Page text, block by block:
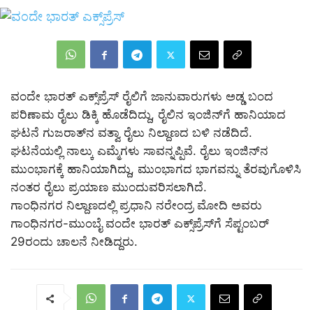
ವಂದೇ ಭಾರತ್‌ ಎಕ್ಸ್‌ಪ್ರೆಸ್‌ ರೈಲಿಗೆ ಜಾನುವಾರುಗಳು ಅಡ್ಡ ಬಂದ
ಪರಿಣಾಮ ರೈಲು ಡಿಕ್ಕಿ ಹೊಡೆದಿದ್ದು, ರೈಲಿನ ಇಂಜಿನ್‌ಗೆ ಹಾನಿಯಾದ
ಘಟನೆ ಗುಜರಾತ್‌ನ ವತ್ವಾ ರೈಲು ನಿಲ್ದಾಣದ ಬಳಿ ನಡೆದಿದೆ.
ಘಟನೆಯಲ್ಲಿ ನಾಲ್ಕು ಎಮ್ಮೆಗಳು ಸಾವನ್ನಪ್ಪಿವೆ. ರೈಲು ಇಂಜಿನ್‌ನ
ಮುಂಭಾಗಕ್ಕೆ ಹಾನಿಯಾಗಿದ್ದು, ಮುಂಭಾಗದ ಭಾಗವನ್ನು ತೆರವುಗೊಳಿಸಿ
ನಂತರ ರೈಲು ಪ್ರಯಾಣ ಮುಂದುವರಿಸಲಾಗಿದೆ.
ಗಾಂಧಿನಗರ ನಿಲ್ದಾಣದಲ್ಲಿ ಪ್ರಧಾನಿ ನರೇಂದ್ರ ಮೋದಿ ಅವರು
ಗಾಂಧಿನಗರ-ಮುಂಬೈ ವಂದೇ ಭಾರತ್ ಎಕ್ಸ್‌ಪ್ರೆಸ್‌ಗೆ ಸೆಪ್ಟಂಬರ್‌
29ರಂದು ಚಾಲನೆ ನೀಡಿದ್ದರು.